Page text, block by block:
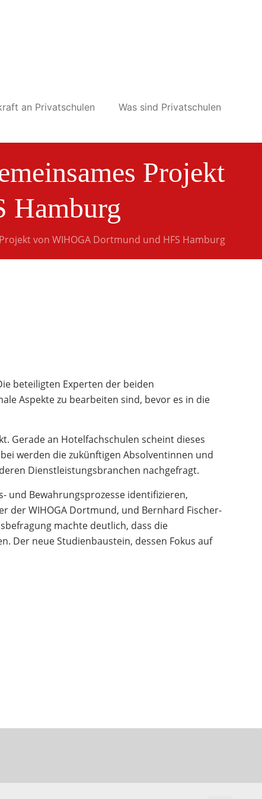
an Privatschulen Was sind Privatschulen
Projekt
Hamburg
von WIHOGA Dortmund und HFS Hamburg
beteiligten Experten der beiden
Aspekte zu bearbeiten sind, bevor es in die
Gerade an Hotelfachschulen scheint dieses
werden die zukünftigen Absolventinnen und
Dienstleistungsbranchen nachgefragt.
und Bewahrungsprozesse identifizieren,
der WIHOGA Dortmund, und Bernhard Fischer-
machte deutlich, dass die
Der neue Studienbaustein, dessen Fokus auf